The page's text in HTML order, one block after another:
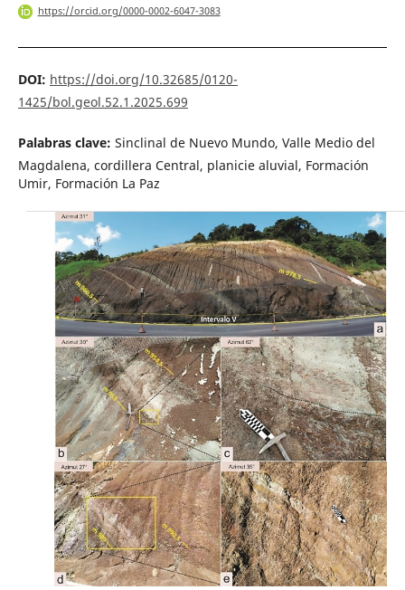
https://orcid.org/0000-0002-6047-3083
DOI: https://doi.org/10.32685/0120-
1425/bol.geol.52.1.2025.699
Palabras clave: Sinclinal de Nuevo Mundo, Valle Medio del
Magdalena, cordillera Central, planicie aluvial, Formación
Umir, Formación La Paz